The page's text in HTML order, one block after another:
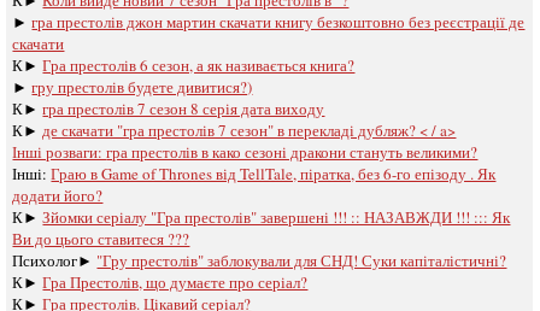
►гра престолів джон мартин скачати книгу безкоштовно без реєстрації де
скачати
К►Гра престолів 6 сезон, а як називається книга?
►гру престолів будете дивитися?)
К►гра престолів 7 сезон 8 серія дата виходу
К► де скачати "гра престолів 7 сезон" в перекладі дубляж? < / a>
Інші розваги: ​​гра престолів в како сезоні дракони стануть великими?
Інші:Граю в Game of Thrones від TellTale, піратка, без 6-го епізоду . Як
додати його?
К►Зйомки серіалу "Гра престолів" завершені !!! :: НАЗАВЖДИ !!! ::: Як
Ви до цього ставитеся ???
Психолог► "Гру престолів" заблокували для СНД! Суки капіталістичні?
К►Гра Престолів, що думаєте про серіал?
К►Гра престолів. Цікавий серіал?